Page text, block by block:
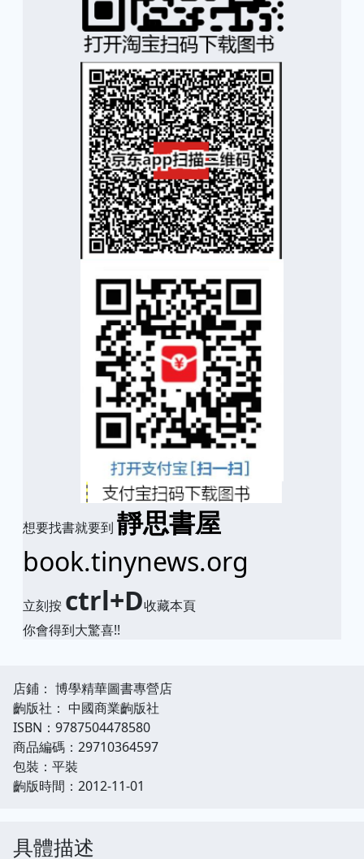
想要找書就要到 靜思書屋
book.tinynews.org
立刻按 ctrl+D收藏本頁
你會得到大驚喜!!
店鋪： 博學精華圖書專營店
齣版社： 中國商業齣版社
ISBN：9787504478580
商品編碼：29710364597
包裝：平裝
齣版時間：2012-11-01
具體描述